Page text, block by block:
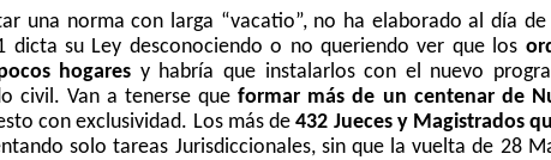
una norma con larga “vacatio”, no ha elaborado al día
su Ley desconociendo o no queriendo ver que los
hogares y habría que instalarlos con el nuevo
civil. Van a tenerse queformar más de un centenar de
con exclusividad. Los más de432 Jueces y Magistrados
solo tareas Jurisdiccionales, sin que la vuelta de 28